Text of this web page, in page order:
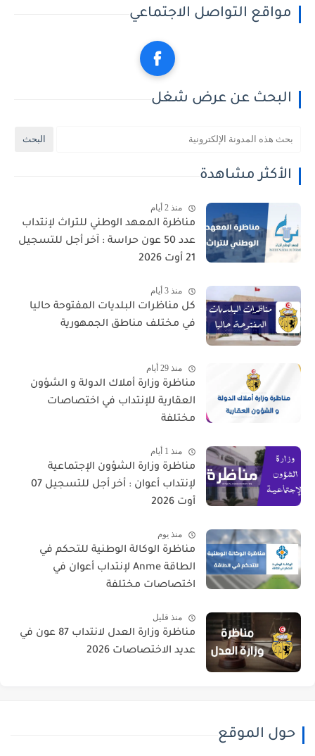
مواقع التواصل الاجتماعي
البحث عن عرض شغل
الأكثر مشاهدة
منذ 2 أيام
مناظرة المعهد الوطني للتراث لإنتداب
عدد 50 عون حراسة : آخر أجل للتسجيل
21 أوت 2026
منذ 3 أيام
كل مناظرات البلديات المفتوحة حاليا
في مختلف مناطق الجمهورية
منذ 29 أيام
مناظرة وزارة أملاك الدولة و الشؤون
العقارية للإنتداب في اختصاصات
مختلفة
منذ 1 أيام
مناظرة وزارة الشؤون الإجتماعية
لإنتداب أعوان : أخر أجل للتسجيل 07
أوت 2026
منذ يوم
مناظرة الوكالة الوطنية للتحكم في
الطاقة Anme لإنتداب أعوان في
اختصاصات مختلفة
منذ قليل
مناظرة وزارة العدل لانتداب 87 عون في
عديد الاختصاصات 2026
حول الموقع